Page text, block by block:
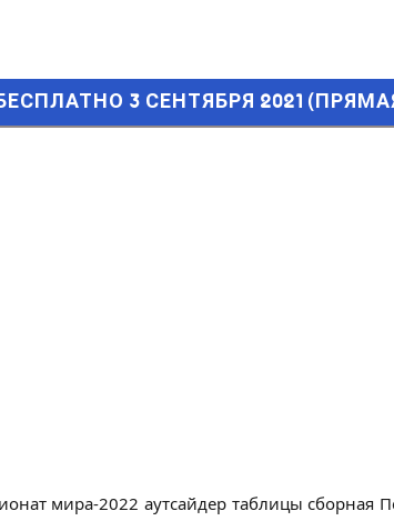
3 СЕНТЯБРЯ 2021 (ПРЯМАЯ
3 СЕНТЯБРЯ 2021
мира-2022 аутсайдер таблицы сборная